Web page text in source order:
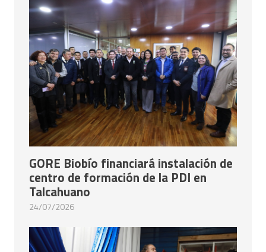
GORE Biobío financiará instalación de
centro de formación de la PDI en
Talcahuano
24/07/2026